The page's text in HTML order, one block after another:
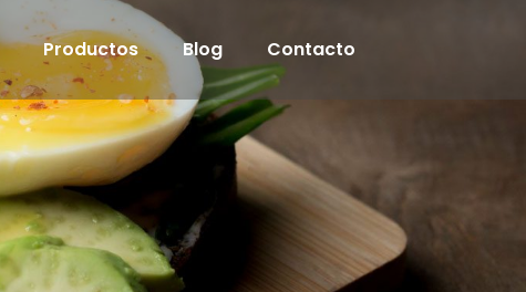
Productos Blog Contacto